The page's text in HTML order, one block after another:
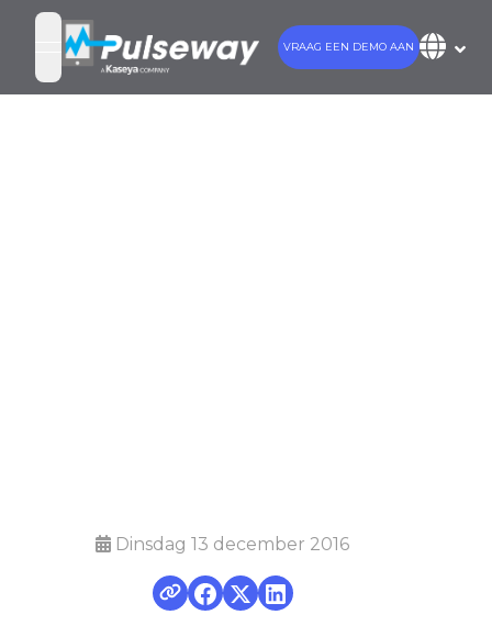
open navigation menu
VRAAG EEN DEMO AAN
Dinsdag 13 december 2016